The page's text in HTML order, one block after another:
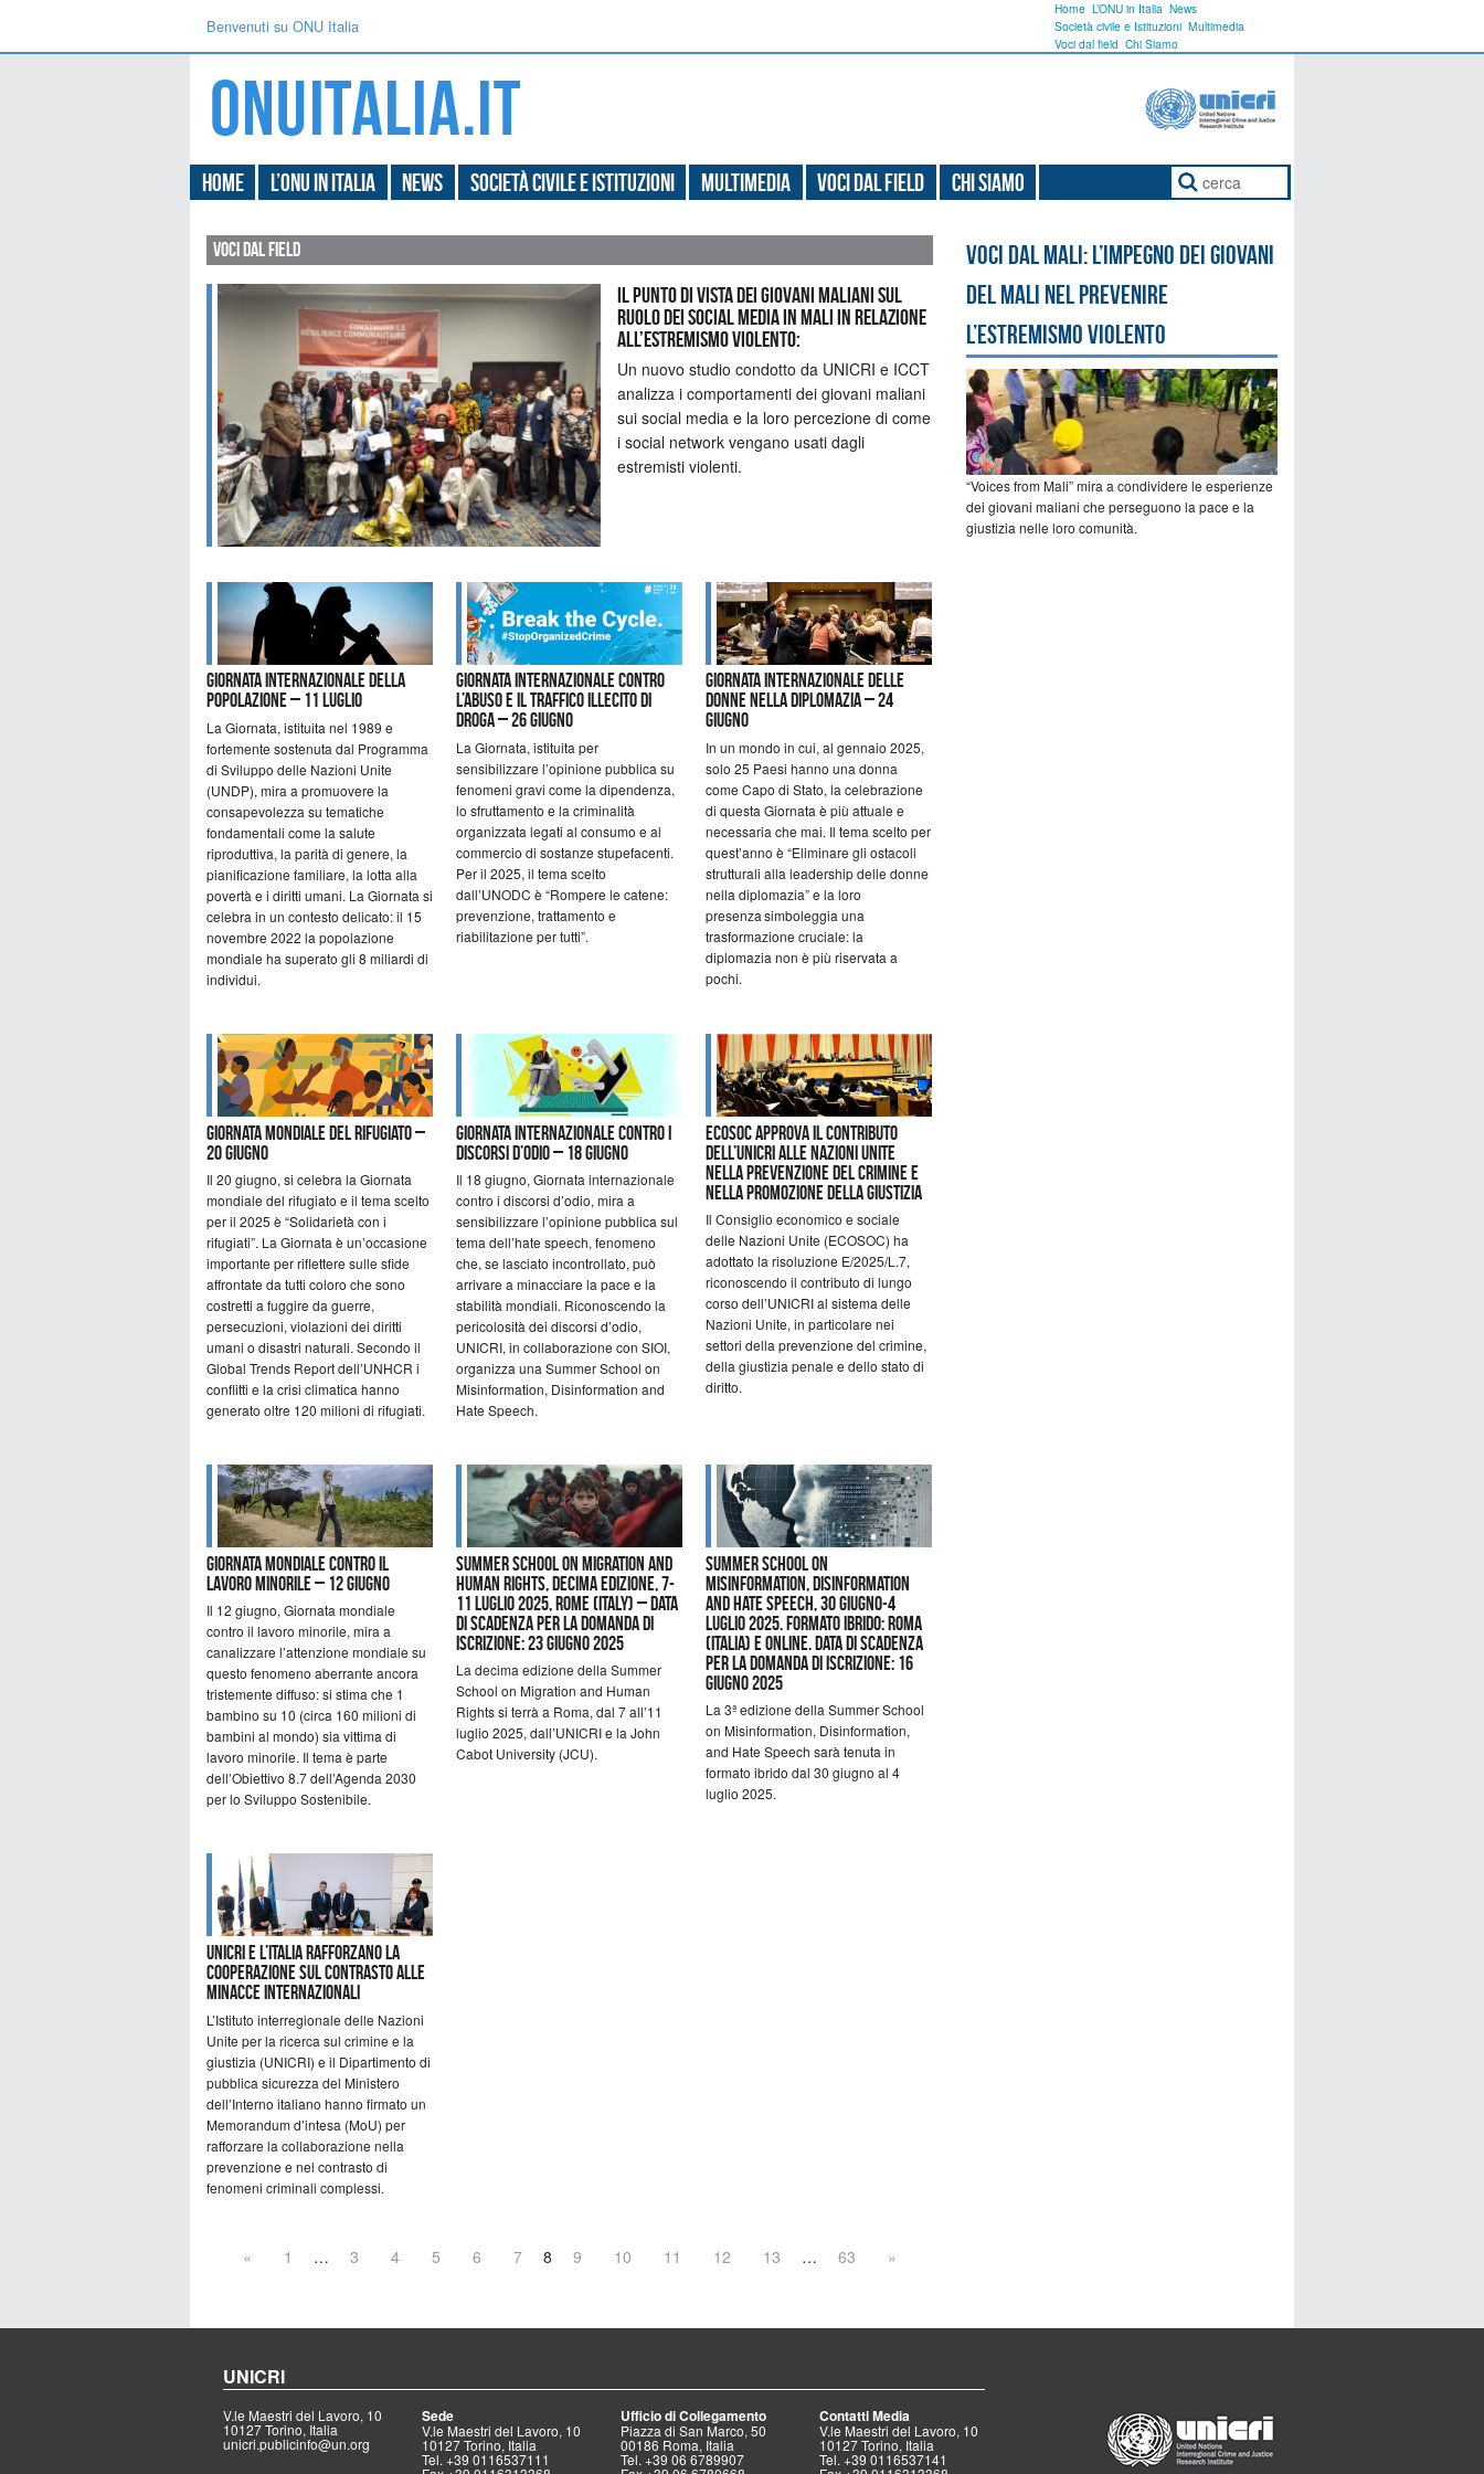
Benvenuti su ONU Italia
Home L’ONU in Italia News
Società civile e Istituzioni Multimedia
Voci dal field Chi Siamo
Home L’ONU in Italia News Società civile e Istituzioni Multimedia Voci dal field Chi Siamo
Voci dal field
Il punto di vista dei giovani maliani sul
ruolo dei social media in Mali in relazione
all’estremismo violento:
Un nuovo studio condotto da UNICRI e ICCT
analizza i comportamenti dei giovani maliani
sui social media e la loro percezione di come
i social network vengano usati dagli
estremisti violenti.
Giornata internazionale della
popolazione – 11 luglio
La Giornata, istituita nel 1989 e
fortemente sostenuta dal Programma
di Sviluppo delle Nazioni Unite
(UNDP), mira a promuovere la
consapevolezza su tematiche
fondamentali come la salute
riproduttiva, la parità di genere, la
pianificazione familiare, la lotta alla
povertà e i diritti umani. La Giornata si
celebra in un contesto delicato: il 15
novembre 2022 la popolazione
mondiale ha superato gli 8 miliardi di
individui.
Giornata Internazionale contro
l’Abuso e il Traffico Illecito di
Droga – 26 giugno
La Giornata, istituita per
sensibilizzare l’opinione pubblica su
fenomeni gravi come la dipendenza,
lo sfruttamento e la criminalità
organizzata legati al consumo e al
commercio di sostanze stupefacenti.
Per il 2025, il tema scelto
dall’UNODC è “Rompere le catene:
prevenzione, trattamento e
riabilitazione per tutti”.
Giornata internazionale delle
donne nella diplomazia – 24
giugno
In un mondo in cui, al gennaio 2025,
solo 25 Paesi hanno una donna
come Capo di Stato, la celebrazione
di questa Giornata è più attuale e
necessaria che mai. Il tema scelto per
quest’anno è “Eliminare gli ostacoli
strutturali alla leadership delle donne
nella diplomazia” e la loro
presenza simboleggia una
trasformazione cruciale: la
diplomazia non è più riservata a
pochi.
Giornata mondiale del rifugiato –
20 giugno
Il 20 giugno, si celebra la Giornata
mondiale del rifugiato e il tema scelto
per il 2025 è “Solidarietà con i
rifugiati”. La Giornata è un’occasione
importante per riflettere sulle sfide
affrontate da tutti coloro che sono
costretti a fuggire da guerre,
persecuzioni, violazioni dei diritti
umani o disastri naturali. Secondo il
Global Trends Report dell’UNHCR i
conflitti e la crisi climatica hanno
generato oltre 120 milioni di rifugiati.
Giornata internazionale contro i
discorsi d’odio – 18 giugno
Il 18 giugno, Giornata internazionale
contro i discorsi d’odio, mira a
sensibilizzare l’opinione pubblica sul
tema dell’hate speech, fenomeno
che, se lasciato incontrollato, può
arrivare a minacciare la pace e la
stabilità mondiali. Riconoscendo la
pericolosità dei discorsi d’odio,
UNICRI, in collaborazione con SIOI,
organizza una Summer School on
Misinformation, Disinformation and
Hate Speech.
ECOSOC approva il contributo
dell’UNICRI alle Nazioni Unite
nella prevenzione del crimine e
nella promozione della giustizia
Il Consiglio economico e sociale
delle Nazioni Unite (ECOSOC) ha
adottato la risoluzione E/2025/L.7,
riconoscendo il contributo di lungo
corso dell’UNICRI al sistema delle
Nazioni Unite, in particolare nei
settori della prevenzione del crimine,
della giustizia penale e dello stato di
diritto.
Giornata mondiale contro il
lavoro minorile – 12 giugno
Il 12 giugno, Giornata mondiale
contro il lavoro minorile, mira a
canalizzare l’attenzione mondiale su
questo fenomeno aberrante ancora
tristemente diffuso: si stima che 1
bambino su 10 (circa 160 milioni di
bambini al mondo) sia vittima di
lavoro minorile. Il tema è parte
dell’Obiettivo 8.7 dell’Agenda 2030
per lo Sviluppo Sostenibile.
Summer School on Migration and
Human Rights, Decima edizione, 7-
11 luglio 2025, Rome (Italy) – Data
di scadenza per la domanda di
iscrizione: 23 giugno 2025
La decima edizione della Summer
School on Migration and Human
Rights si terrà a Roma, dal 7 all’11
luglio 2025, dall’UNICRI e la John
Cabot University (JCU).
Summer School on
Misinformation, Disinformation
and Hate Speech, 30 giugno-4
luglio 2025. Formato ibrido: Roma
(Italia) e online. Data di scadenza
per la domanda di iscrizione: 16
giugno 2025
La 3ª edizione della Summer School
on Misinformation, Disinformation,
and Hate Speech sarà tenuta in
formato ibrido dal 30 giugno al 4
luglio 2025.
UNICRI e l’Italia rafforzano la
cooperazione sul contrasto alle
minacce internazionali
L’Istituto interregionale delle Nazioni
Unite per la ricerca sul crimine e la
giustizia (UNICRI) e il Dipartimento di
pubblica sicurezza del Ministero
dell’Interno italiano hanno firmato un
Memorandum d’intesa (MoU) per
rafforzare la collaborazione nella
prevenzione e nel contrasto di
fenomeni criminali complessi.
« 1 … 3 4 5 6 7 8 9 10 11 12 13 … 63 »
Voci dal Mali: l’impegno dei giovani
del Mali nel prevenire
l’estremismo violento
“Voices from Mali” mira a condividere le esperienze
dei giovani maliani che perseguono la pace e la
giustizia nelle loro comunità.
UNICRI
V.le Maestri del Lavoro, 10
10127 Torino, Italia
unicri.publicinfo@un.org
Sede
V.le Maestri del Lavoro, 10
10127 Torino, Italia
Tel. +39 0116537111
Ufficio di Collegamento
Piazza di San Marco, 50
00186 Roma, Italia
Tel. +39 06 6789907
Contatti Media
V.le Maestri del Lavoro, 10
10127 Torino, Italia
Tel. +39 0116537141